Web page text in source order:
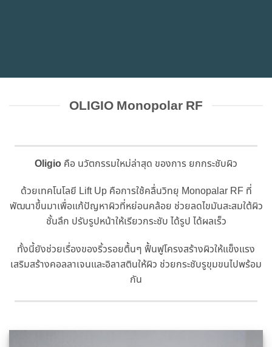
OLIGIO Monopolar RF
Oligio คือ นวัตกรรมใหม่ล่าสุด ของการ ยกกระชับผิว
ด้วยเทคโนโลยี Lift Up คือการใช้คลื่นวิทยุ Monopalar RF ที่
พัฒนาขึ้นมาเพื่อแก้ปัญหาผิวที่หย่อนคล้อย ช่วยลดไขมันสะสมใต้ผิว
ชั้นลึก ปรับรูปหน้าให้เรียวกระชับ ได้รูป ได้ผลเร็ว
​ทั้งนี้ยังช่วยเรื่องของริ้วรอยตื้นๆ ฟื้นฟูโครงสร้างผิวให้แข็งแรง
เสริมสร้างคอลลาเจนและอิลาสตินให้ผิว ช่วยกระชับรูขุมขนไปพร้อม
กัน